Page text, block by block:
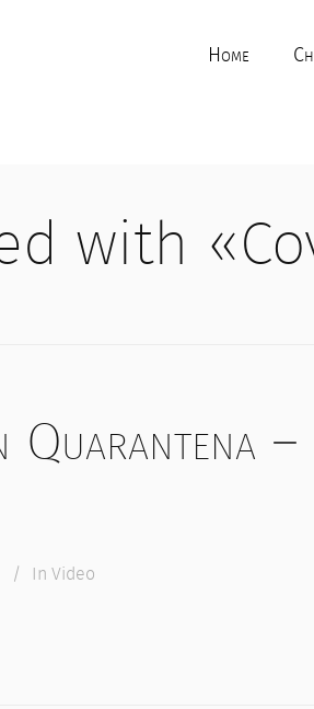
Home
with
–
/ In Video